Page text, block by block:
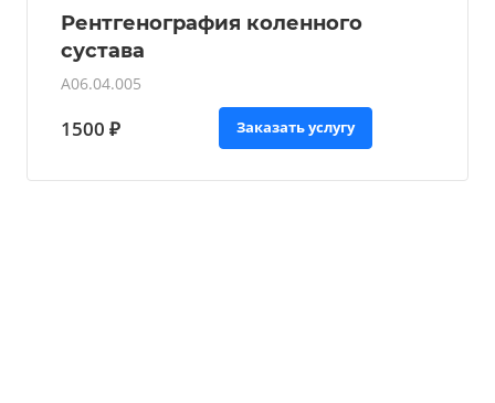
Рентгенография коленного
сустава
A06.04.005
1500 ₽ Заказать услугу